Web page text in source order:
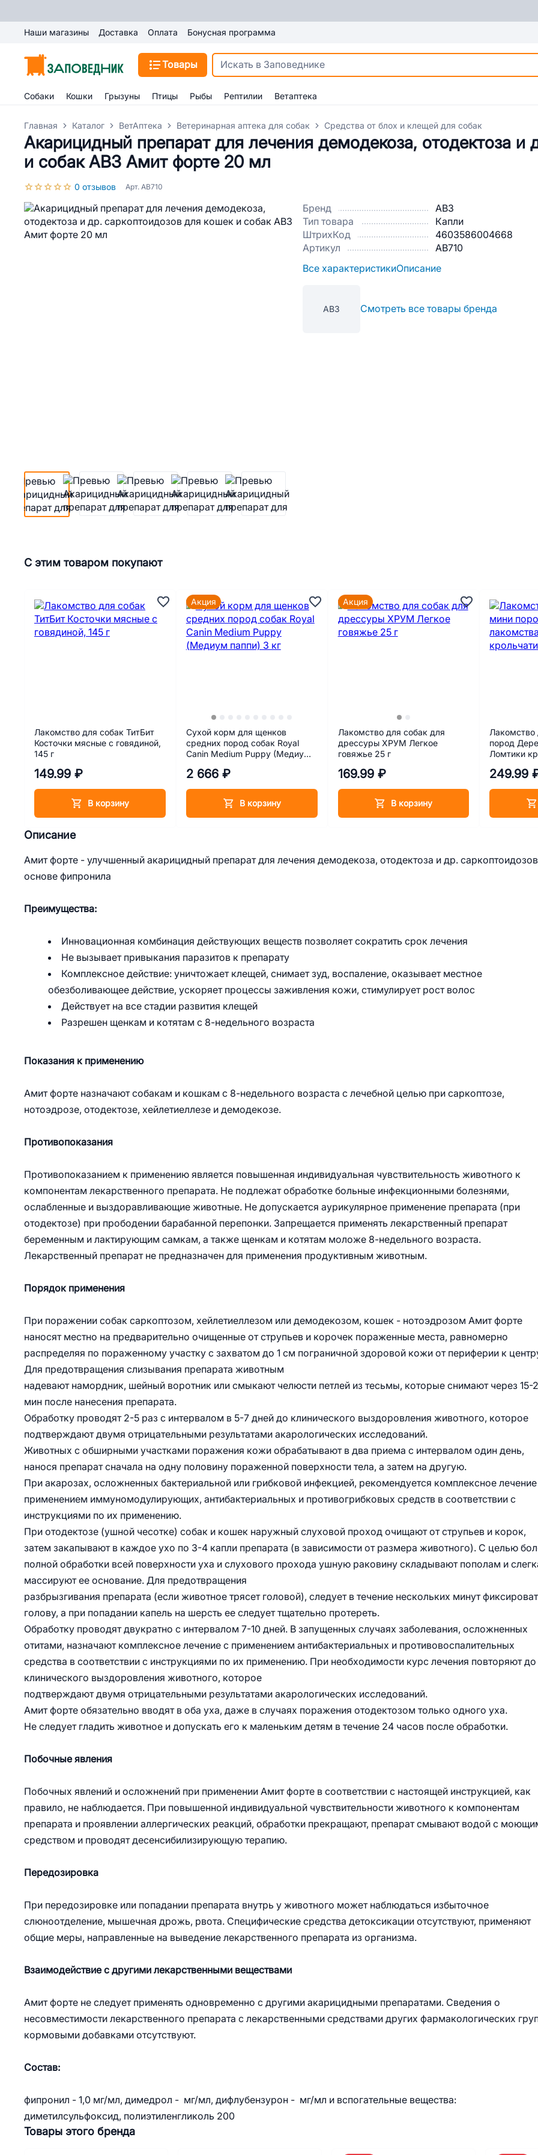
Наши магазины Доставка Оплата Бонусная программа
Товары
Собаки Кошки Грызуны Птицы Рыбы Рептилии Ветаптека
Главная Каталог ВетАптека Ветеринарная аптека для собак Средства от блох и клещей для собак
Акарицидный препарат для лечения демодекоза, отодектоза и
и собак АВЗ Амит форте 20 мл
0 отзывов Арт. AB710
Бренд
АВЗ
Тип товара
Капли
ШтрихКод
4603586004668
Артикул
AB710
Все характеристикиОписание
АВЗ Смотреть все товары бренда
Описание
Амит форте - улучшенный акарицидный препарат для лечения демодекоза, отодектоза и др.
основе фипронила
Преимущества:
Инновационная комбинация действующих веществ позволяет сократить срок лечения
Не вызывает привыкания паразитов к препарату
Комплексное действие: уничтожает клещей, снимает зуд, воспаление, оказывает местное
обезболивающее действие, ускоряет процессы заживления кожи, стимулирует рост волос
Действует на все стадии развития клещей
Разрешен щенкам и котятам с 8-недельного возраста
Показания к применению
Амит форте назначают собакам и кошкам с 8-недельного возраста с лечебной целью при саркоптозе,
нотоэдрозе, отодектозе, хейлетиеллезе и демодекозе.
Противопоказания
Противопоказанием к применению является повышенная индивидуальная чувствительность животного к
компонентам лекарственного препарата. Не подлежат обработке больные инфекционными болезнями,
ослабленные и выздоравливающие животные. Не допускается аурикулярное применение препарата (при
отодектозе) при прободении барабанной перепонки. Запрещается применять лекарственный препарат
беременным и лактирующим самкам, а также щенкам и котятам моложе 8-недельного возраста.
Лекарственный препарат не предназначен для применения продуктивным животным.
Порядок применения
При поражении собак саркоптозом, хейлетиеллезом или демодекозом, кошек - нотоэдрозом Амит форте
наносят местно на предварительно очищенные от струпьев и корочек пораженные места, равномерно
распределяя по пораженному участку с захватом до 1 см пограничной здоровой кожи от периферии к
Для предотвращения слизывания препарата животным
надевают намордник, шейный воротник или смыкают челюсти петлей из тесьмы, которые снимают через 15-
мин после нанесения препарата.
Обработку проводят 2-5 раз с интервалом в 5-7 дней до клинического выздоровления животного, которое
подтверждают двумя отрицательными результатами акарологических исследований.
Животных с обширными участками поражения кожи обрабатывают в два приема с интервалом один день,
нанося препарат сначала на одну половину пораженной поверхности тела, а затем на другую.
При акарозах, осложненных бактериальной или грибковой инфекцией, рекомендуется комплексное лечение
применением иммуномодулирующих, антибактериальных и противогрибковых средств в соответствии с
инструкциями по их применению.
При отодектозе (ушной чесотке) собак и кошек наружный слуховой проход очищают от струпьев и корок,
затем закапывают в каждое ухо по 3-4 капли препарата (в зависимости от размера животного). С целью
полной обработки всей поверхности уха и слухового прохода ушную раковину складывают пополам и
массируют ее основание. Для предотвращения
разбрызгивания препарата (если животное трясет головой), следует в течение нескольких минут
голову, а при попадании капель на шерсть ее следует тщательно протереть.
Обработку проводят двукратно с интервалом 7-10 дней. В запущенных случаях заболевания, осложненных
отитами, назначают комплексное лечение с применением антибактериальных и противовоспалительных
средства в соответствии с инструкциями по их применению. При необходимости курс лечения повторяют до
клинического выздоровления животного, которое
подтверждают двумя отрицательными результатами акарологических исследований.
Амит форте обязательно вводят в оба уха, даже в случаях поражения отодектозом только одного уха.
Не следует гладить животное и допускать его к маленьким детям в течение 24 часов после обработки.
Побочные явления
Побочных явлений и осложнений при применении Амит форте в соответствии с настоящей инструкцией, как
правило, не наблюдается. При повышенной индивидуальной чувствительности животного к компонентам
препарата и проявлении аллергических реакций, обработки прекращают, препарат смывают водой с
средством и проводят десенсибилизирующую терапию.
Передозировка
При передозировке или попадании препарата внутрь у животного может наблюдаться избыточное
слюноотделение, мышечная дрожь, рвота. Специфические средства детоксикации отсутствуют, применяют
общие меры, направленные на выведение лекарственного препарата из организма.
Взаимодействие с другими лекарственными веществами
Амит форте не следует применять одновременно с другими акарицидными препаратами. Сведения о
несовместимости лекарственного препарата с лекарственными средствами других фармакологических
кормовыми добавками отсутствуют.
Состав:
фипронил - 1,0 мг/мл, димедрол - мг/мл, дифлубензурон - мг/мл и вспогательные вещества:
диметилсульфоксид, полиэтиленгликоль 200
С этим товаром покупают
Лакомство для собак ТитБит
Косточки мясные с говядиной,
145 г
149.99 ₽
В корзину
Сухой корм для щенков
средних пород собак Royal
Canin Medium Puppy (Медиум
2 666 ₽
В корзину
Акция
Лакомство для собак для
дрессуры ХРУМ Легкое
говяжье 25 г
169.99 ₽
В корзину
Акция
Лакомство
пород
Ломтики
249.99
Товары этого бренда